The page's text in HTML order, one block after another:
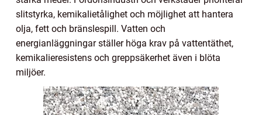
slitstyrka, kemikalietålighet och möjlighet att hantera
olja, fett och bränslespill. Vatten och
energianläggningar ställer höga krav på vattentäthet,
kemikalieresistens och greppsäkerhet även i blöta
miljöer.